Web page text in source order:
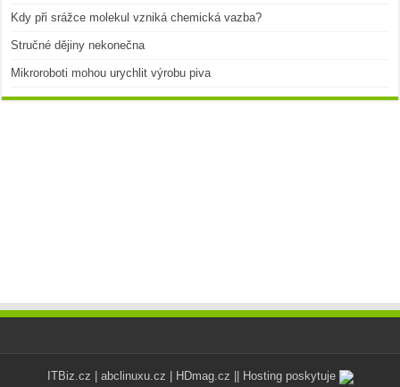
Kdy při srážce molekul vzniká chemická vazba?
Stručné dějiny nekonečna
Mikroroboti mohou urychlit výrobu piva
ITBiz.cz abclinuxu.cz HDmag.cz || Hosting poskytuje